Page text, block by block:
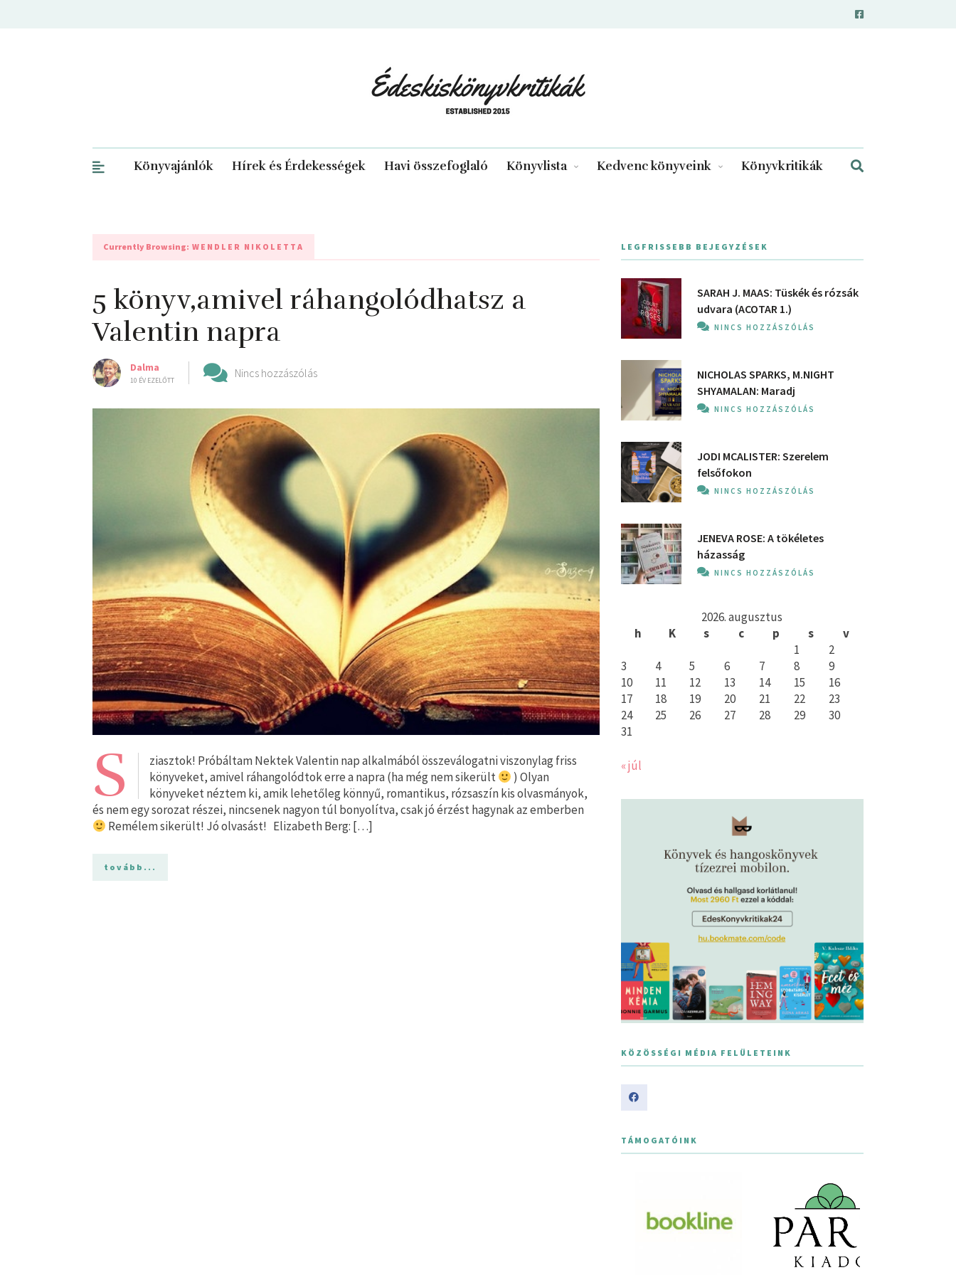
Könyvajánlók Hírek és Érdekességek Havi összefoglaló Könyvlista Kedvenc könyveink Könyvkritikák
Currently Browsing: WENDLER NIKOLETTA
5 könyv,amivel ráhangolódhatsz a
Valentin napra
Dalma
10 ÉV EZELŐTT
Nincs hozzászólás
S
ziasztok! Próbáltam Nektek Valentin nap alkalmából összeválogatni viszonylag friss
könyveket, amivel ráhangolódtok erre a napra (ha még nem sikerült
) Olyan
könyveket néztem ki, amik lehetőleg könnyű, romantikus, rózsaszín kis olvasmányok,
és nem egy sorozat részei, nincsenek nagyon túl bonyolítva, csak jó érzést hagynak az emberben
Remélem sikerült! Jó olvasást! Elizabeth Berg: […]
tovább...
LEGFRISSEBB BEJEGYZÉSEK
SARAH J. MAAS: Tüskék és rózsák
udvara (ACOTAR 1.)
NINCS HOZZÁSZÓLÁS
NICHOLAS SPARKS, M.NIGHT
SHYAMALAN: Maradj
NINCS HOZZÁSZÓLÁS
JODI MCALISTER: Szerelem
felsőfokon
NINCS HOZZÁSZÓLÁS
JENEVA ROSE: A ​tökéletes
házasság
NINCS HOZZÁSZÓLÁS
2026. augusztus
h
K s c p s
v
1
2
3
4 5 6 7 8
9
10
11 12 13 14 15
16
17
18 19 20 21 22
23
24
25 26 27 28 29
30
31
« júl
KÖZÖSSÉGI MÉDIA FELÜLETEINK
TÁMOGATÓINK